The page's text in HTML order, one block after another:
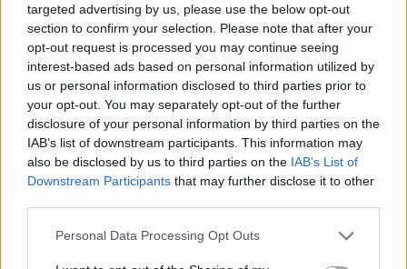
targeted advertising by us, please use the below opt-out
section to confirm your selection. Please note that after your
opt-out request is processed you may continue seeing
interest-based ads based on personal information utilized by
us or personal information disclosed to third parties prior to
your opt-out. You may separately opt-out of the further
disclosure of your personal information by third parties on the
IAB’s list of downstream participants. This information may
also be disclosed by us to third parties on the IAB’s List of
Downstream Participants that may further disclose it to other
Personal Data Processing Opt Outs